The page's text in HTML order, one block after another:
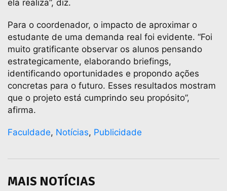
ela realiza”, diz.
Para o coordenador, o impacto de aproximar o
estudante de uma demanda real foi evidente. “Foi
muito gratificante observar os alunos pensando
estrategicamente, elaborando briefings,
identificando oportunidades e propondo ações
concretas para o futuro. Esses resultados mostram
que o projeto está cumprindo seu propósito”,
afirma.
Faculdade, Notícias, Publicidade
MAIS NOTÍCIAS